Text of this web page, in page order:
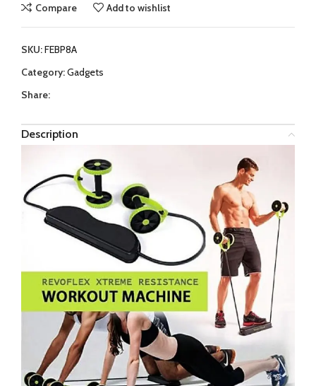
Compare Add to wishlist
SKU:FEBP8A
Category:Gadgets
Share:
Description